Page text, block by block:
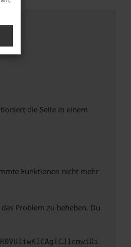
die Seite in einem
Funktionen nicht mehr
Problem zu beheben. Du